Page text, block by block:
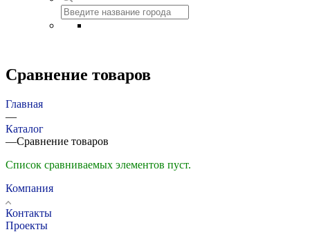
Сравнение товаров
Главная
—
Каталог
—Сравнение товаров
Список сравниваемых элементов пуст.
Компания
Контакты
Проекты